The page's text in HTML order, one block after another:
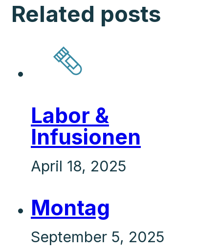
Related posts
Labor &
Infusionen
April 18, 2025
Montag
September 5, 2025